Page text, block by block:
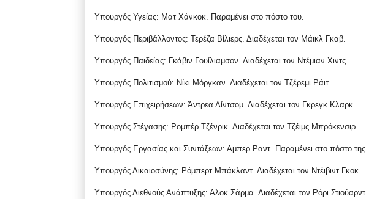
Υπουργός Υγείας: Ματ Χάνκοκ. Παραμένει στο πόστο του.
Υπουργός Περιβάλλοντος: Τερέζα Βίλιερς. Διαδέχεται τον Μάικλ Γκαβ.
Υπουργός Παιδείας: Γκάβιν Γουίλιαμσον. Διαδέχεται τον Ντέμιαν Χιντς.
Υπουργός Πολιτισμού: Νίκι Μόργκαν. Διαδέχεται τον Τζέρεμι Ράιτ.
Υπουργός Επιχειρήσεων: Άντρεα Λίντσομ. Διαδέχεται τον Γκρεγκ Κλαρκ.
Υπουργός Στέγασης: Ρομπέρ Τζένρικ. Διαδέχεται τον Τζέιμς Μπρόκενσιρ.
Υπουργός Εργασίας και Συντάξεων: Αμπερ Ραντ. Παραμένει στο πόστο της.
Υπουργός Δικαιοσύνης: Ρόμπερτ Μπάκλαντ. Διαδέχεται τον Ντέιβιντ Γκοκ.
Υπουργός Διεθνούς Ανάπτυξης: Αλοκ Σάρμα. Διαδέχεται τον Ρόρι Στιούαρντ